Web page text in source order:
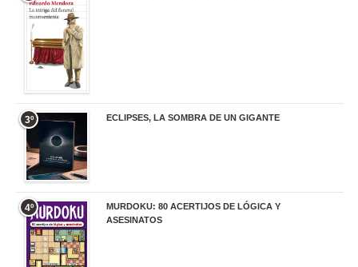
3º ECLIPSES, LA SOMBRA DE UN GIGANTE
4º
MURDOKU: 80 ACERTIJOS DE LÓGICA Y
ASESINATOS